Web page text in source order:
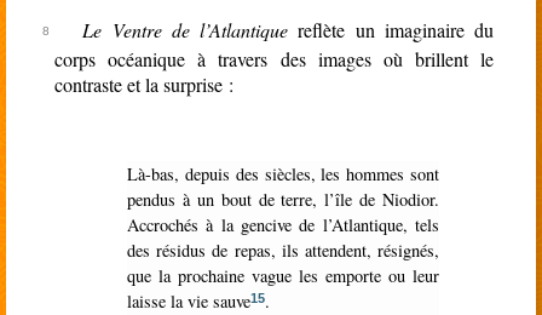
Le Ventre de l’Atlantiquereflète un imaginaire du
corps océanique à travers des images où brillent le
contraste et la surprise :
Là-bas, depuis des siècles, les hommes sont
pendus à un bout de terre, l’île de Niodior.
Accrochés à la gencive de l’Atlantique, tels
des résidus de repas, ils attendent, résignés,
que la prochaine vague les emporte ou leur
laisse la vie sauve15.